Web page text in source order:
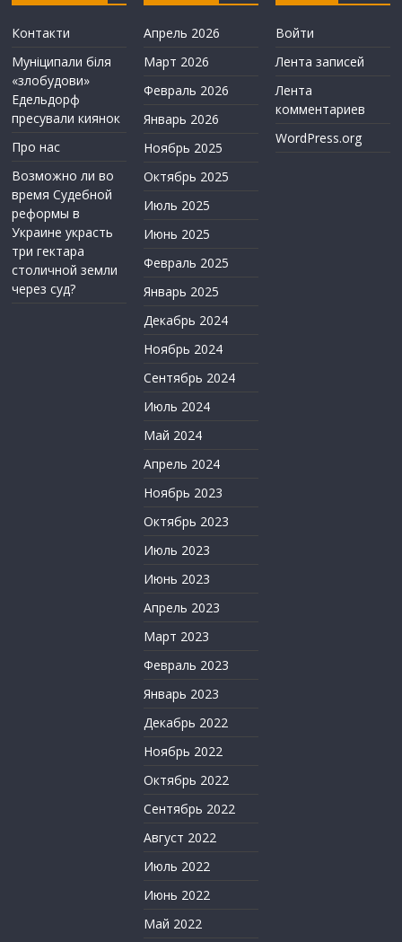
Контакти
Муніципали біля
«злобудови»
Едельдорф
пресували киянок
Про нас
Возможно ли во
время Судебной
реформы в
Украине украсть
три гектара
столичной земли
через суд?
Апрель 2026
Март 2026
Февраль 2026
Январь 2026
Ноябрь 2025
Октябрь 2025
Июль 2025
Июнь 2025
Февраль 2025
Январь 2025
Декабрь 2024
Ноябрь 2024
Сентябрь 2024
Июль 2024
Май 2024
Апрель 2024
Ноябрь 2023
Октябрь 2023
Июль 2023
Июнь 2023
Апрель 2023
Март 2023
Февраль 2023
Январь 2023
Декабрь 2022
Ноябрь 2022
Октябрь 2022
Сентябрь 2022
Август 2022
Июль 2022
Июнь 2022
Май 2022
Войти
Лента записей
Лента
комментариев
WordPress.org